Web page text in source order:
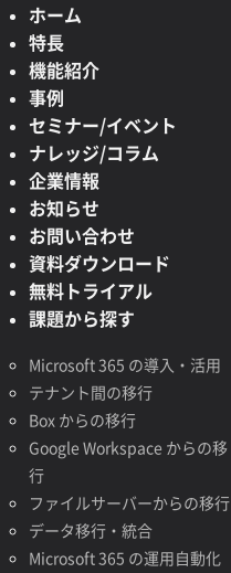
ホーム
特長
機能紹介
事例
セミナー/イベント
ナレッジ/コラム
企業情報
お知らせ
お問い合わせ
資料ダウンロード
無料トライアル
課題から探す
Microsoft 365 の導入・活用
テナント間の移行
Box からの移行
Google Workspace からの移
行
ファイルサーバーからの移行
データ移行・統合
Microsoft 365 の運用自動化